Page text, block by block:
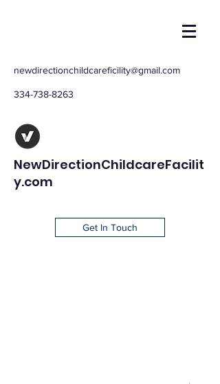
newdirectionchildcareficility@gmail.com
334-738-8263
NewDirectionChildcareFacilit
y.com
Get In Touch